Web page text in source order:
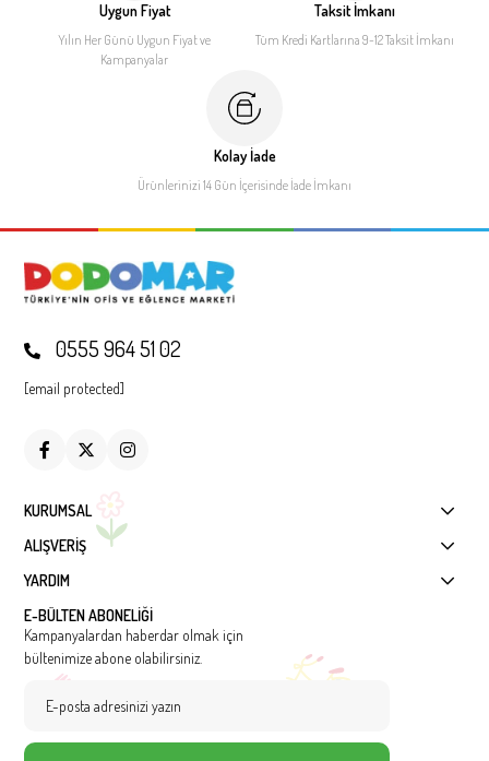
Uygun Fiyat
Yılın Her Günü Uygun Fiyatve
Kampanyalar
Taksit İmkanı
Tüm Kredi Kartlarına 9-12Taksit İmkanı
Kolay İade
Ürünlerinizi 14 Gün İçerisinde İade İmkanı
0555 964 51 02
[email protected]
KURUMSAL
ALIŞVERİŞ
YARDIM
E-BÜLTEN ABONELİĞİ
Kampanyalardan haberdar olmak için
bültenimize abone olabilirsiniz.